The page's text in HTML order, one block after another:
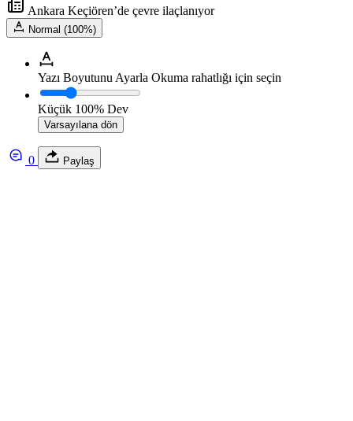
Ankara Keçiören’de çevre ilaçlanıyor
Normal (100%)
Yazı Boyutunu Ayarla Okuma rahatlığı için seçin
Küçük 100% Dev
Varsayılana dön
0 Paylaş